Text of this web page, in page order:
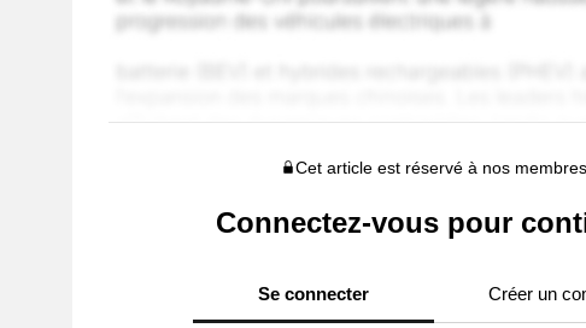
Cet article est réservé à nos membres
Connectez-vous pour
Se connecter Créer un